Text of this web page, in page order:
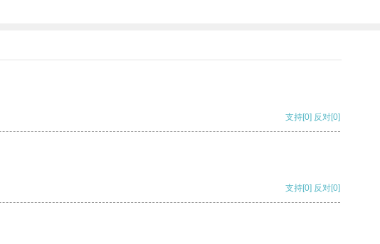
支持[0] 反对[0]
支持[0] 反对[0]